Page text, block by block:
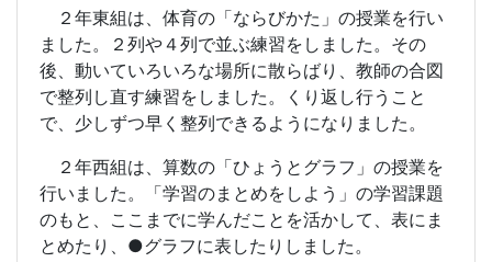
２年東組は、体育の「ならびかた」の授業を行い
ました。２列や４列で並ぶ練習をしました。その
後、動いていろいろな場所に散らばり、教師の合図
で整列し直す練習をしました。くり返し行うこと
で、少しずつ早く整列できるようになりました。
２年西組は、算数の「ひょうとグラフ」の授業を
行いました。「学習のまとめをしよう」の学習課題
のもと、ここまでに学んだことを活かして、表にま
とめたり、●グラフに表したりしました。